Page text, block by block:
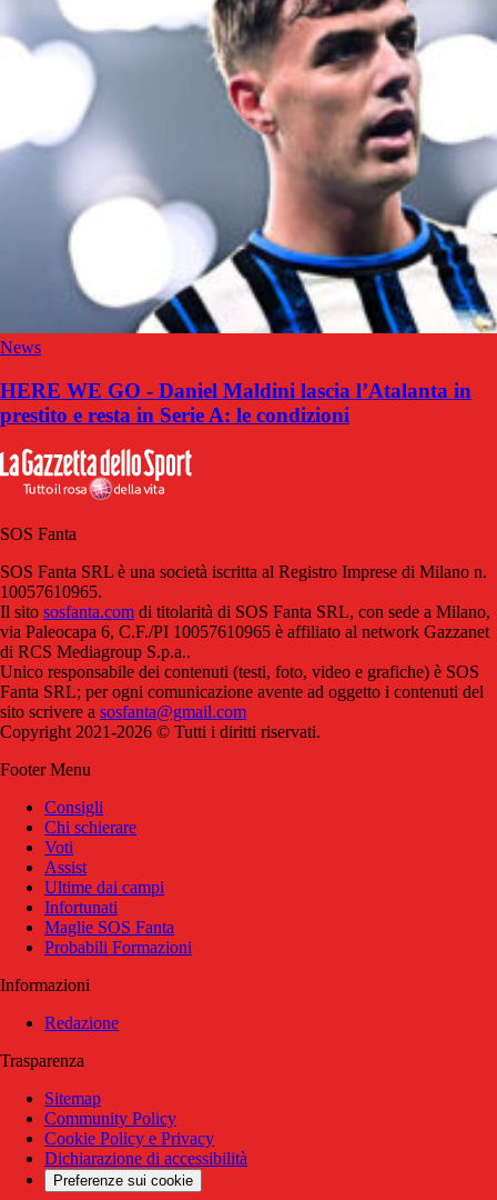
News
HERE WE GO - Daniel Maldini lascia l’Atalanta in
prestito e resta in Serie A: le condizioni
SOS Fanta
SOS Fanta SRL è una società iscritta al Registro Imprese di Milano n.
10057610965.
Il sito sosfanta.com di titolarità di SOS Fanta SRL, con sede a Milano,
via Paleocapa 6, C.F./PI 10057610965 è affiliato al network Gazzanet
di RCS Mediagroup S.p.a..
Unico responsabile dei contenuti (testi, foto, video e grafiche) è SOS
Fanta SRL; per ogni comunicazione avente ad oggetto i contenuti del
sito scrivere a sosfanta@gmail.com
Copyright 2021-2026 © Tutti i diritti riservati.
Footer Menu
Consigli
Chi schierare
Voti
Assist
Ultime dai campi
Infortunati
Maglie SOS Fanta
Probabili Formazioni
Informazioni
Redazione
Trasparenza
Sitemap
Community Policy
Cookie Policy e Privacy
Dichiarazione di accessibilità
Preferenze sui cookie